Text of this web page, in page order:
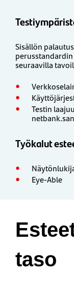
Sisällön
seuraavilla
Testin
Työkalut
Eye-Able
taso